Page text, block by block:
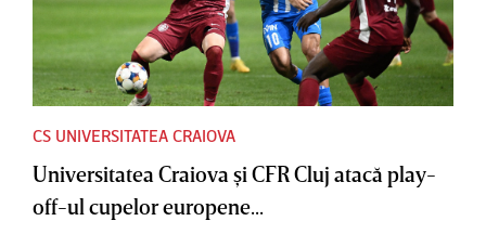
CS UNIVERSITATEA CRAIOVA
Universitatea Craiova şi CFR Cluj atacă play-
off-ul cupelor europene...